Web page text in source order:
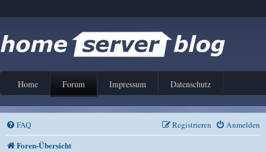
Home Forum Impressum Datenschutz
FAQ Anmelden
Registrieren
Foren-Übersicht